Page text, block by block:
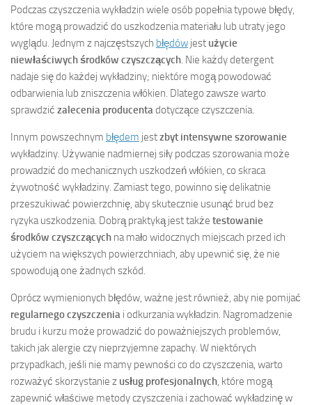
Podczas czyszczenia wykładzin wiele osób popełnia typowe błędy,
które mogą prowadzić do uszkodzenia materiału lub utraty jego
wyglądu. Jednym z najczęstszych błędów jest użycie
niewłaściwych środków czyszczących . Nie każdy detergent
nadaje się do każdej wykładziny; niektóre mogą powodować
odbarwienia lub zniszczenia włókien. Dlatego zawsze warto
sprawdzić zalecenia producenta dotyczące czyszczenia.
Innym powszechnym błędem jestzbyt intensywne szorowanie
wykładziny. Używanie nadmiernej siły podczas szorowania może
prowadzić do mechanicznych uszkodzeń włókien, co skraca
żywotność wykładziny. Zamiast tego, powinno się delikatnie
przeszukiwać powierzchnię, aby skutecznie usunąć brud bez
ryzyka uszkodzenia. Dobrą praktyką jest także testowanie
środków czyszczących na mało widocznych miejscach przed ich
użyciem na większych powierzchniach, aby upewnić się, że nie
spowodują one żadnych szkód.
Oprócz wymienionych błędów, ważne jest również, aby nie pomijać
regularnego czyszczenia i odkurzania wykładzin. Nagromadzenie
brudu i kurzu może prowadzić do poważniejszych problemów,
takich jak alergie czy nieprzyjemne zapachy. W niektórych
przypadkach, jeśli nie mamy pewności co do czyszczenia, warto
rozważyć skorzystanie z usług profesjonalnych , które mogą
zapewnić właściwe metody czyszczenia i zachować wykładzinę w